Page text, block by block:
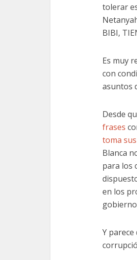
tolerar
BIBI,
Es muy
con
asuntos
Desde
frases
toma
Blanca
para los
en los
Y